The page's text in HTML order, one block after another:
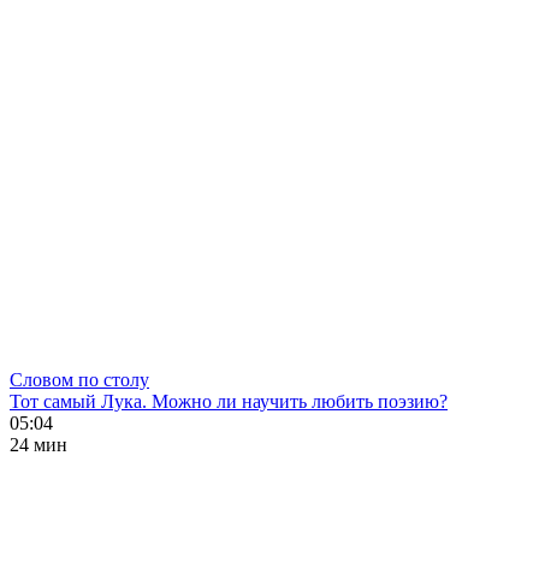
Словом по столу
Тот самый Лука. Можно ли научить любить поэзию?
05:04
24 мин